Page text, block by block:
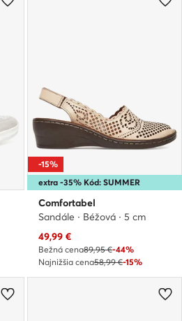
extra -35% Kód: SUMMER
-15%
Comfortabel
Sandále · Béžová · 5 cm
Aktuálna cena
49,99 €
Bežná cena89,95 €-44%
Najnižšia cena58,99 €-15%